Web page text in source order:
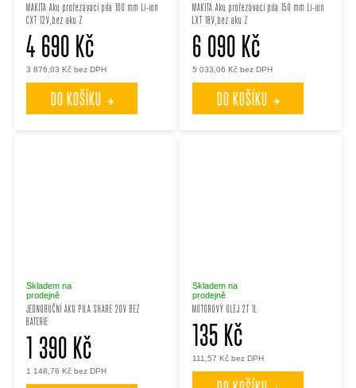
MAKITA Aku prořezávací pila 100 mm Li-ion
CXT 12V,bez aku Z
3 876,03 Kč bez DPH
4 690 Kč
DO KOŠÍKU
MAKITA Aku prořezávací pila 150 mm Li-ion
LXT 18V,bez aku Z
5 033,06 Kč bez DPH
6 090 Kč
DO KOŠÍKU
JEDNORUČNÍ AKU PILA SHARE 20V BEZ
BATERIE
Skladem na
prodejně
1 148,76 Kč bez DPH
1 390 Kč
MOTOROVÝ OLEJ 2T 1L
Skladem na
prodejně
111,57 Kč bez DPH
135 Kč